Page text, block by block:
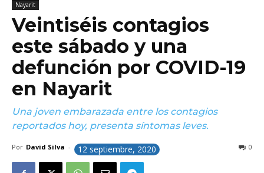
Nayarit
Veintiséis contagios
este sábado y una
defunción por COVID-19
en Nayarit
Una joven embarazada entre los contagios
reportados hoy, presenta síntomas leves.
Por David Silva - 12 septiembre, 2020 0